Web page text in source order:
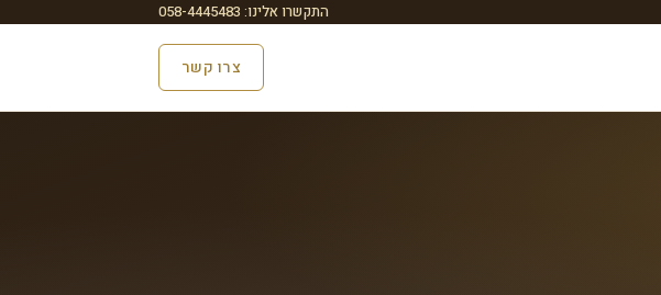
התקשרו אלינו: 058-4445483
צרו קשר